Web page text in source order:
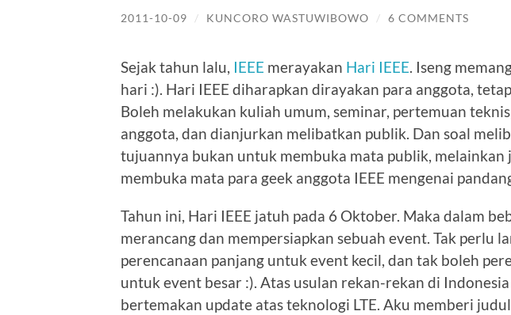
2011-10-09 / KUNCORO WASTUWIBOWO / 6 COMMENTS
Sejak tahun lalu, IEEE merayakan Hari IEEE. Iseng
hari :). Hari IEEE diharapkan dirayakan para anggota,
Boleh melakukan kuliah umum, seminar, pertemuan
anggota, dan dianjurkan melibatkan publik. Dan soal
tujuannya bukan untuk membuka mata publik,
membuka mata para geek anggota IEEE mengenai
Tahun ini, Hari IEEE jatuh pada 6 Oktober. Maka dalam
merancang dan mempersiapkan sebuah event. Tak perlu
perencanaan panjang untuk event kecil, dan tak boleh
untuk event besar :). Atas usulan rekan-rekan di
bertemakan update atas teknologi LTE. Aku memberi judul